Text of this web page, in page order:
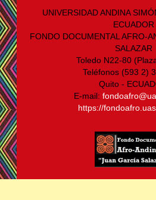
UNIVERSIDAD ANDINA
ECUADOR
FONDO DOCUMENTAL AFRO-
SALAZAR
Toledo N22-80
Teléfonos (593 2)
Quito -
E-mail:
https://